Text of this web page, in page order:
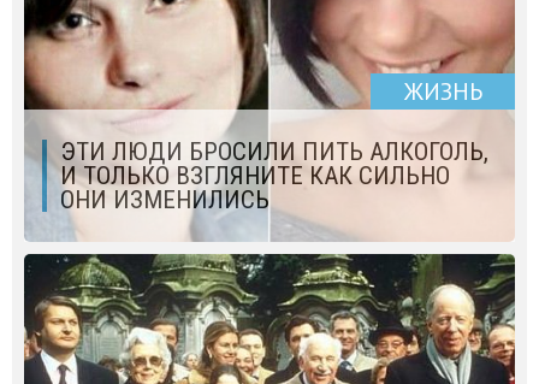
ЖИЗНЬ
ЭТИ ЛЮДИ БРОСИЛИ ПИТЬ АЛКОГОЛЬ,
И ТОЛЬКО ВЗГЛЯНИТЕ КАК СИЛЬНО
ОНИ ИЗМЕНИЛИСЬ